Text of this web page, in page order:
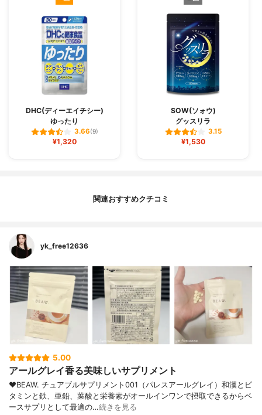
DHC(ディーエイチシー)
ゆったり
3.66(9)
¥1,320
SOW(ソォウ)
グッスリラ
3.15
¥1,530
関連おすすめクチコミ
yk_free12636
5.00
アールグレイ香る美味しいサプリメント
❤︎BEAW. チュアブルサプリメント001（パレスアールグレイ）和漢とビ
タミンと鉄、亜鉛、葉酸と栄養素がオールインワンで摂取できるからベ
ースサプリとして最適の…続きを見る